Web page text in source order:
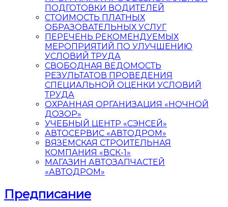
ПОДГОТОВКИ ВОДИТЕЛЕЙ
СТОИМОСТЬ ПЛАТНЫХ
ОБРАЗОВАТЕЛЬНЫХ УСЛУГ
ПЕРЕЧЕНЬ РЕКОМЕНДУЕМЫХ
МЕРОПРИЯТИЙ ПО УЛУЧШЕНИЮ
УСЛОВИЙ ТРУДА
СВОБОДНАЯ ВЕДОМОСТЬ
РЕЗУЛЬТАТОВ ПРОВЕДЕНИЯ
СПЕЦИАЛЬНОЙ ОЦЕНКИ УСЛОВИЙ
ТРУДА
ОХРАННАЯ ОРГАНИЗАЦИЯ «НОЧНОЙ
ДОЗОР»
УЧЕБНЫЙ ЦЕНТР «СЭНСЕЙ»
АВТОСЕРВИС «АВТОДРОМ»
ВЯЗЕМСКАЯ СТРОИТЕЛЬНАЯ
КОМПАНИЯ «ВСК-1»
МАГАЗИН АВТОЗАПЧАСТЕЙ
«АВТОДРОМ»
Предписание